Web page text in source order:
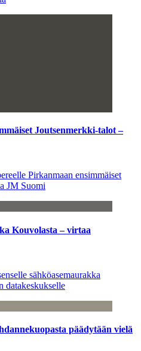
Joutsenmerkki-talot –
Pirkanmaan ensimmäiset
JM Suomi
Kouvolasta – virtaa
sähköasemaurakka
datakeskukselle
päädytään vielä